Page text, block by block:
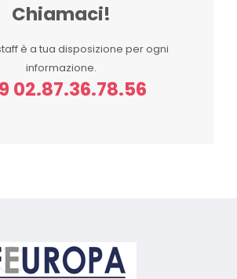
Chiamaci!
è a tua disposizione per ogni
informazione.
02.87.36.78.56